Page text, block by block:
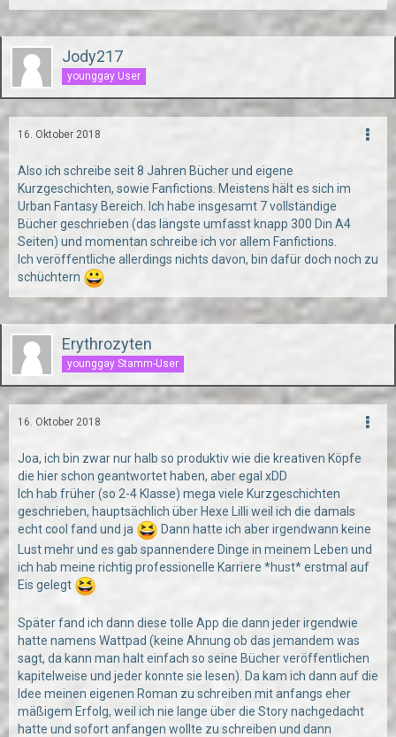
Jody217
younggay User
16. Oktober 2018
Also ich schreibe seit 8 Jahren Bücher und eigene
Kurzgeschichten, sowie Fanfictions. Meistens hält es sich im
Urban Fantasy Bereich. Ich habe insgesamt 7 vollständige
Bücher geschrieben (das längste umfasst knapp 300 Din A4
Seiten) und momentan schreibe ich vor allem Fanfictions.
Ich veröffentliche allerdings nichts davon, bin dafür doch noch zu
schüchtern
Erythrozyten
younggay Stamm-User
16. Oktober 2018
Joa, ich bin zwar nur halb so produktiv wie die kreativen Köpfe
die hier schon geantwortet haben, aber egal xDD
Ich hab früher (so 2-4 Klasse) mega viele Kurzgeschichten
geschrieben, hauptsächlich über Hexe Lilli weil ich die damals
echt cool fand und ja
Dann hatte ich aber irgendwann keine
Lust mehr und es gab spannendere Dinge in meinem Leben und
ich hab meine richtig professionelle Karriere *hust* erstmal auf
Eis gelegt
Später fand ich dann diese tolle App die dann jeder irgendwie
hatte namens Wattpad (keine Ahnung ob das jemandem was
sagt, da kann man halt einfach so seine Bücher veröffentlichen
kapitelweise und jeder konnte sie lesen). Da kam ich dann auf die
Idee meinen eigenen Roman zu schreiben mit anfangs eher
mäßigem Erfolg, weil ich nie lange über die Story nachgedacht
hatte und sofort anfangen wollte zu schreiben und dann